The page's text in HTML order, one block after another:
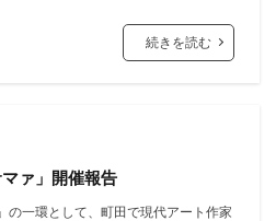
続きを読む
ァ」開催報告
の一環として、町田で現代アート作家